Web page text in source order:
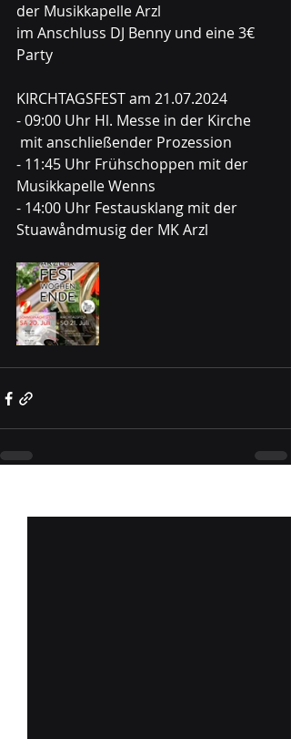
der Musikkapelle Arzl
im Anschluss DJ Benny und eine 3€
Party
KIRCHTAGSFEST am 21.07.2024
- 09:00 Uhr Hl. Messe in der Kirche
mit anschließender Prozession
- 11:45 Uhr Frühschoppen mit der
Musikkapelle Wenns
- 14:00 Uhr Festausklang mit der
Stuawåndmusig der MK Arzl